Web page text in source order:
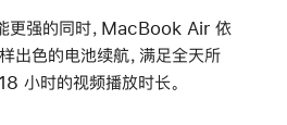
更强的同时，MacBook Air 依
出色的电池续航，满足全天所
小时的视频播放时长。